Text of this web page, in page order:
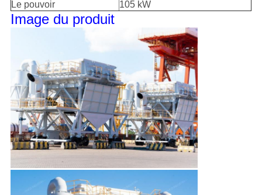
Le pouvoir 105 kW
Image du produit